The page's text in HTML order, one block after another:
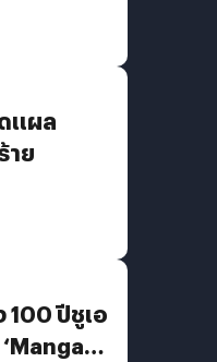
แผล
าย
100 ปีชูเอ